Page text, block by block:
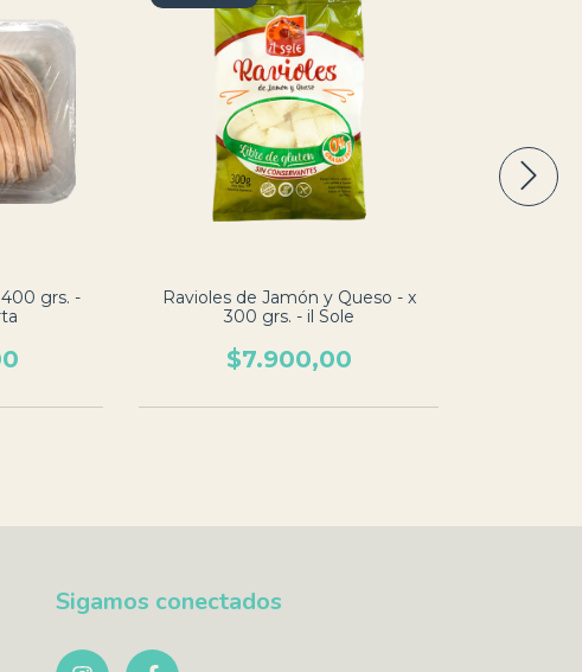
grs. -
Ravioles de Jamón y Queso - x
300 grs. - il Sole
$7.900,00
Sigamos conectados